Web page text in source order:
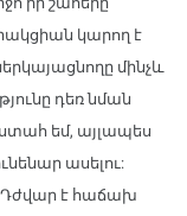
կարող է
մինչև
դեռ նման
եմ, այլապես
ասելու:
Դժվար է հաճախ